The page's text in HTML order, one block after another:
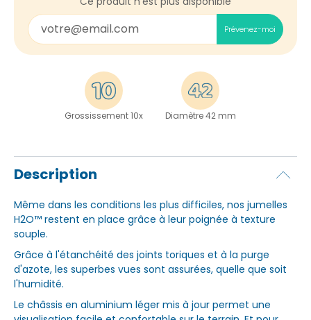
Prévenez-moi
Grossissement 10x Diamètre 42 mm
Description
Même dans les conditions les plus difficiles, nos jumelles
H2O™ restent en place grâce à leur poignée à texture
souple.
Grâce à l'étanchéité des joints toriques et à la purge
d'azote, les superbes vues sont assurées, quelle que soit
l'humidité.
Le châssis en aluminium léger mis à jour permet une